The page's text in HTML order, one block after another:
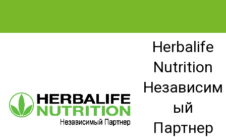
Herbalife
Nutrition
Независим
ый
Партнер